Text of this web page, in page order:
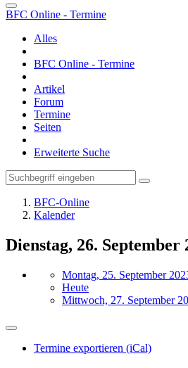
BFC Online - Termine
Alles
BFC Online - Termine
Artikel
Forum
Termine
Seiten
Erweiterte Suche
BFC-Online
Kalender
Dienstag, 26. September
Montag, 25. September
Heute
Mittwoch, 27. September
Termine exportieren (iCal)